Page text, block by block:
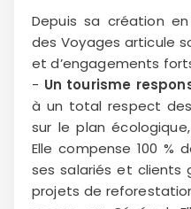
Depuis sa création en
des Voyages articule
et d’engagements
- Un tourisme
à un total respect
sur le plan
Elle compense 100 %
ses salariés et clients
projets de